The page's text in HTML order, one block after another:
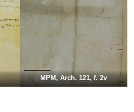
MPM, Arch. 121, f. 2v